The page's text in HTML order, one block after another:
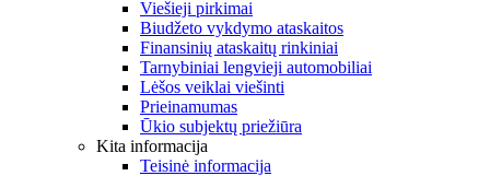
Viešieji pirkimai
Biudžeto vykdymo ataskaitos
Finansinių ataskaitų rinkiniai
Tarnybiniai lengvieji automobiliai
Lėšos veiklai viešinti
Prieinamumas
Ūkio subjektų priežiūra
Kita informacija
Teisinė informacija